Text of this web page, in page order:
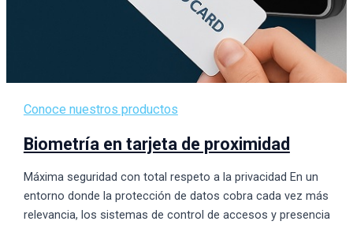
Conoce nuestros productos
Biometría en tarjeta de proximidad
Máxima seguridad con total respeto a la privacidad En un
entorno donde la protección de datos cobra cada vez más
relevancia, los sistemas de control de accesos y presencia